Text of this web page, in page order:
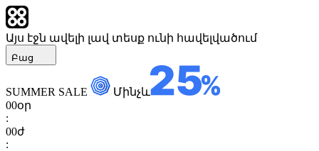
Այս էջն ավելի լավ տեսք ունի հավելվածում
Բաց
SUMMER SALE
Մինչև
00օր
:
00ժ
: